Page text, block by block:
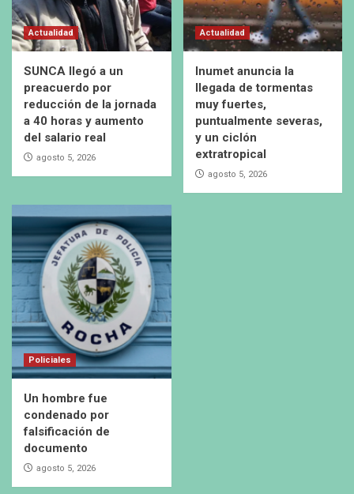
Actualidad
SUNCA llegó a un
preacuerdo por
reducción de la jornada
a 40 horas y aumento
del salario real
agosto 5, 2026
Actualidad
Inumet anuncia la
llegada de tormentas
muy fuertes,
puntualmente severas,
y un ciclón
extratropical
agosto 5, 2026
Policiales
Un hombre fue
condenado por
falsificación de
documento
agosto 5, 2026